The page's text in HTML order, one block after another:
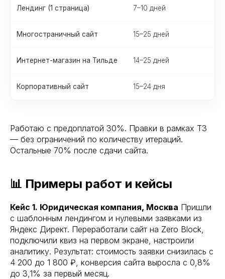
Лендинг (1 страница) 7–10 дней
Многостраничный сайт 15–25 дней
Интернет-магазин на Тильде 14–25 дней
Корпоративный сайт 15–24 дня
Работаю с предоплатой 30%. Правки в рамках ТЗ
— без ограничений по количеству итераций.
Остальные 70% после сдачи сайта.
📊 Примеры работ и кейсы
Кейс 1. Юридическая компания, Москва Пришли
с шаблонным лендингом и нулевыми заявками из
Яндекс Директ. Переработали сайт на Zero Block,
подключили квиз на первом экране, настроили
аналитику. Результат: стоимость заявки снизилась с
4 200 до 1 800 ₽, конверсия сайта выросла с 0,8%
до 3,1% за первый месяц.